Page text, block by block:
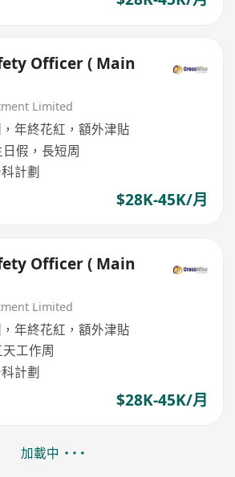
Officer ( Main
Limited
年終花紅，額外津貼
假，長短周
計劃
$28K-45K/月
Officer ( Main
Limited
年終花紅，額外津貼
工作周
計劃
$28K-45K/月
加載中